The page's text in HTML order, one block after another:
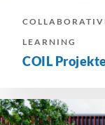
LEARNING
COIL